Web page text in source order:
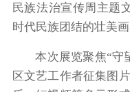
民族法治宣传周主题
时代民族团结的壮美
本次展览聚焦“守
区文艺工作者征集图